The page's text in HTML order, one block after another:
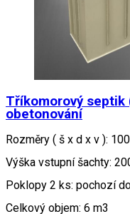
Tříkomorový
obetonování
Rozměry ( š x d x v ):
Výška vstupní šachty:
Poklopy 2 ks: pochozí
Celkový objem: 6 m3